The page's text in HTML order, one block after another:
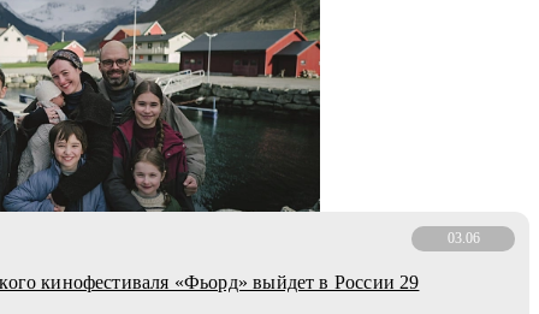
03.06
кинофестиваля «Фьорд» выйдет в России 29